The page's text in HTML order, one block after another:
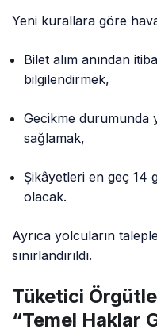
Yeni kurallara göre
Bilet alım anından
bilgilendirmek,
Gecikme durumunda
sağlamak,
Şikâyetleri en geç 14
olacak.
Ayrıca yolcuların
sınırlandırıldı.
Tüketici
“Temel Haklar